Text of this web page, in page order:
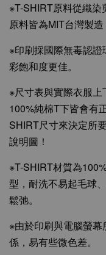
※T-SHIRT原料從織
原料皆為MIT台灣製造
※印刷採國際無毒認
彩飽和度更佳。
※尺寸表與實際衣服上
100%純棉T下皆會有
SHIRT尺寸來決定所
說明圖！
※T-SHIRT材質為
型，耐洗不易起毛球
鬆弛。
※由於印刷與電腦螢
係，易有些微色差。